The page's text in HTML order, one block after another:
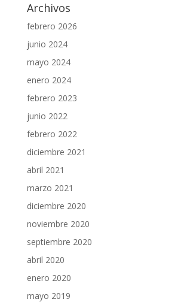
Archivos
febrero 2026
junio 2024
mayo 2024
enero 2024
febrero 2023
junio 2022
febrero 2022
diciembre 2021
abril 2021
marzo 2021
diciembre 2020
noviembre 2020
septiembre 2020
abril 2020
enero 2020
mayo 2019